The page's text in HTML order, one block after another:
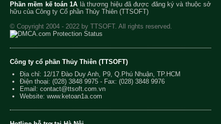
Phần mềm kế toán 1A là thương hiệu đã được đăng ký và thuộc sở
hữu của Công ty Cổ phần Thủy Thiên (TTSOFT)
© Copyright 2004 - 2022 by TTSOFT. All rights reserved.
Công ty cổ phần Thủy Thiên (TTSOFT)
Địa chỉ: 12/17 Đào Duy Anh, P9, Q.Phú Nhuận, TP.HCM
Điện thoại: (028) 3848 9975 - Fax: (028) 3848 9976
Email: contact@ttsoft.com.vn
Website: www.ketoan1a.com